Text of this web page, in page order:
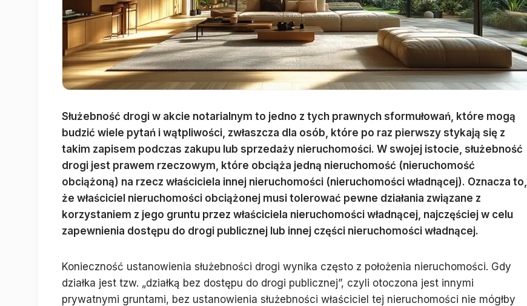
Służebność drogi w akcie notarialnym to jedno z tych prawnych sformułowań, które mogą
budzić wiele pytań i wątpliwości, zwłaszcza dla osób, które po raz pierwszy stykają się z
takim zapisem podczas zakupu lub sprzedaży nieruchomości. W swojej istocie, służebność
drogi jest prawem rzeczowym, które obciąża jedną nieruchomość (nieruchomość
obciążoną) na rzecz właściciela innej nieruchomości (nieruchomości władnącej). Oznacza to,
że właściciel nieruchomości obciążonej musi tolerować pewne działania związane z
korzystaniem z jego gruntu przez właściciela nieruchomości władnącej, najczęściej w celu
zapewnienia dostępu do drogi publicznej lub innej części nieruchomości władnącej.
Konieczność ustanowienia służebności drogi wynika często z położenia nieruchomości. Gdy
działka jest tzw. „działką bez dostępu do drogi publicznej”, czyli otoczona jest innymi
prywatnymi gruntami, bez ustanowienia służebności właściciel tej nieruchomości nie mógłby